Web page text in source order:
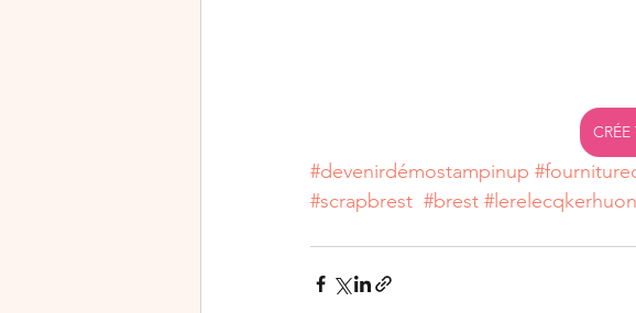
#devenirdémostampinup
#scrapbrest #brest #lerelecqkerhuon